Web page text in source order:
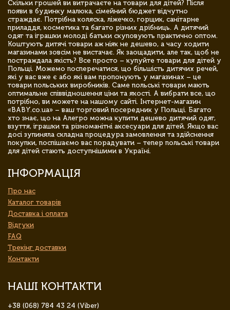
Скільки грошей ви витрачаєте на товари для дітей? Після
появи в будинку малюка, сімейний бюджет відчутно
страждає. Потрібна коляска, ліжечко, горщик, санітарне
приладдя, косметика та багато різних дрібниць. А дитячий
одяг та іграшки молоді батьки скуповують практично оптом.
Коштують дитячі товари аж ніяк не дешево, а часу ходити
магазинами зовсім не вистачає. Як заощадити, але так, щоб не
постраждала якість? Все просто – купуйте товари для дітей у
Польщі. Можемо посперечатися, що більшість дитячих речей,
які у вас вже є або які вам пропонують у магазинах – це
товари польських виробників. Саме польські товари мають
оптимальне співвідношення ціни та якості. А вибрати все, що
потрібно, ви можете на нашому сайті. Інтернет-магазин
«BABY.co.ua» – ваш торговий посередник у Польщі. Багато
хто знає, що на Алегро можна купити дешево дитячий одяг,
взуття, іграшки та різноманітні аксесуари для дітей. Якщо вас
досі зупиняла складна процедура замовлення та здійснення
покупки, поспішаємо вас порадувати – тепер польські товари
для дітей стають доступнішими в Україні.
ІНФОРМАЦІЯ
Про нас
Каталог товарів
Доставка і оплата
Відгуки
FAQ
Трекінг доставки
Контакти
НАШІ КОНТАКТИ
+38 (068) 784 43 24 (Viber)